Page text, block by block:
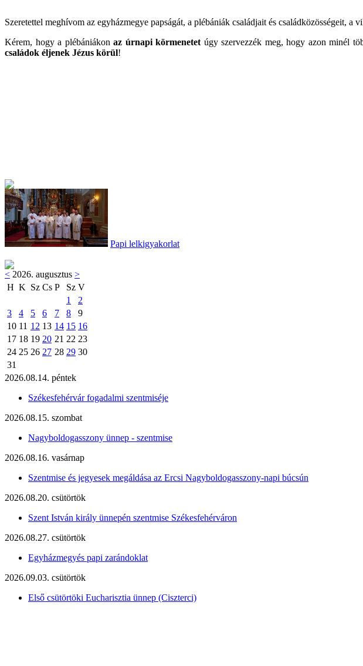
Szeretettel meghívom az egyházmegye papságát, a plébániák családjait és családközösségeit,
Kérem, hogy a plébániákon az úrnapi körmenetet úgy szervezzék meg, hogy azon minél
családok éljenek Jézus körül!
Papi lelkigyakorlat
< 2026. augusztus >
H K Sz Cs P Sz V
1
2
3
4 5 6 7 8
9
10 11 12 13 14 15 16
17 18 19 20 21 22 23
24 25 26 27 28 29 30
31
2026.08.14. péntek
Székesfehérvár fogadalmi szentmiséje
2026.08.15. szombat
Nagyboldogasszony ünnep - szentmise
2026.08.16. vasárnap
Szentmise és jegyesek megáldása az Ercsi Nagyboldogasszony-napi búcsún
2026.08.20. csütörtök
Szent István király ünnepén szentmise Székesfehérváron
2026.08.27. csütörtök
Egyházmegyés papi zarándoklat
2026.09.03. csütörtök
Első csütörtöki Eucharisztia ünnep (Ciszterci)